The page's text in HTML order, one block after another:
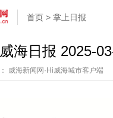
首页 >掌上日报
威海日报 2025-
威海新闻网·Hi威海城市客户端